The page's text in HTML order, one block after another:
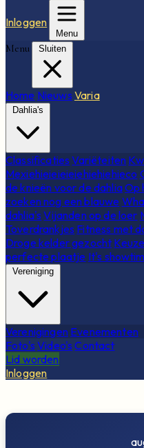
Inloggen
Menu
Menu Sluiten
Home Nieuws Varia
Dahlia's
Classificaties Variëteiten
Mexiehieieieieiehiehiehieco
de knieën voor de dahliaOp
zoeken nog een blauwe
dahlia's Vijanden op de loer
Toverdrankjes Fitness met
Droge kelder gezocht
perfecte plaatje It's
Vereniging
Verenigingen Evenementen
Foto's Video's Contact
Lid worden
Inloggen